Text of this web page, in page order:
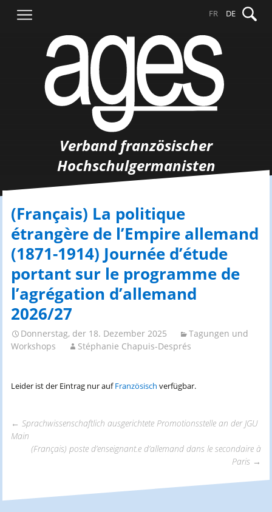
Inhalt
nach:
FR DE
Verband französischer
Hochschulgermanisten
(Français) La politique
étrangère de l’Empire allemand
(1871-1914) Journée d’étude
portant sur le programme de
l’agrégation d’allemand
2026/27
Donnerstag, der 18. Dezember 2025
Tagungen und
Workshops
Stéphanie Chapuis-Després
Leider ist der Eintrag nur aufFranzösisch verfügbar.
Beitrags-
Navigation
← Sprachwissenschaftlich ausgerichtete Promotionsstelle an der JGU
Main
(Français) poste d’enseignant.e d’allemand dans le secondaire à
Paris →